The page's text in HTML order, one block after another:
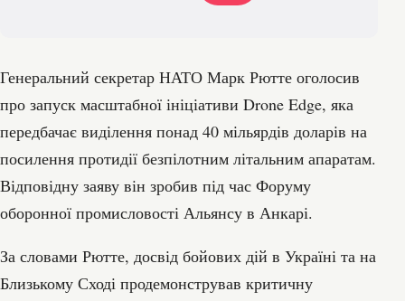
Генеральний секретар НАТО Марк Рютте оголосив
про запуск масштабної ініціативи Drone Edge, яка
передбачає виділення понад 40 мільярдів доларів на
посилення протидії безпілотним літальним апаратам.
Відповідну заяву він зробив під час Форуму
оборонної промисловості Альянсу в Анкарі.
За словами Рютте, досвід бойових дій в Україні та на
Близькому Сході продемонстрував критичну